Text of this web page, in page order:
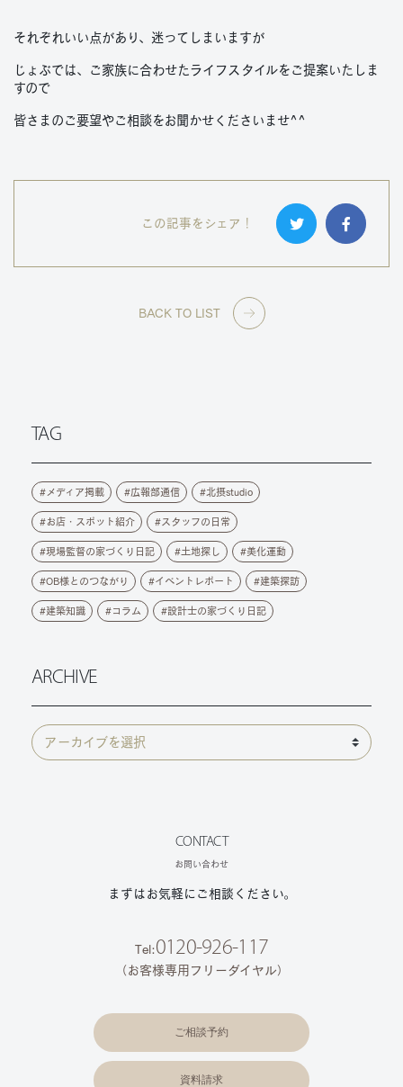
それぞれいい点があり、迷ってしまいますが
じょぶでは、ご家族に合わせたライフスタイルをご提案いたしま
すので
皆さまのご要望やご相談をお聞かせくださいませ^^
この記事をシェア！
BACK TO LIST
TAG
メディア掲載 広報部通信 北摂studio
お店・スポット紹介 スタッフの日常
現場監督の家づくり日記 土地探し 美化運動
OB様とのつながり イベントレポート 建築探訪
建築知識 コラム 設計士の家づくり日記
ARCHIVE
CONTACT
お問い合わせ
まずはお気軽にご相談ください。
Tel:0120-926-117
（お客様専用フリーダイヤル）
ご相談予約
資料請求